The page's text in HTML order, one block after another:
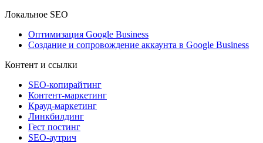
Локальное SEO
Оптимизация Google Business
Создание и сопровождение аккаунта в Google Business
Контент и ссылки
SEO-копирайтинг
Контент-маркетинг
Крауд-маркетинг
Линкбилдинг
Гест постинг
SEO-аутрич